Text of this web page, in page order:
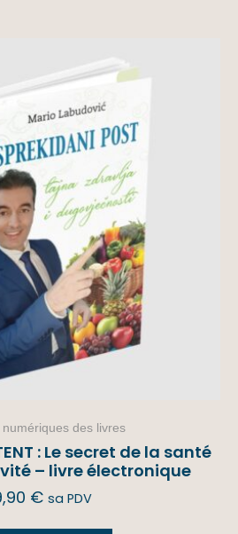
numériques des livres
: Le secret de la santé
– livre électronique
€ sa PDV